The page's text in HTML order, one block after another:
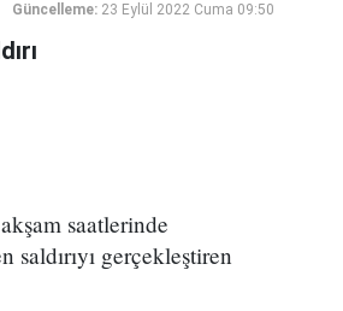
Güncelleme: 23 Eylül 2022 Cuma 09:50
saatlerinde
saldırıyı gerçekleştiren